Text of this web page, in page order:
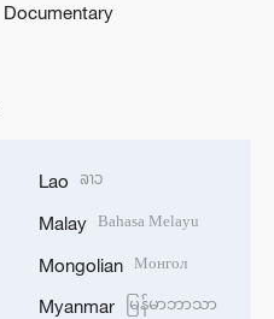
Documentary
Lao ລາວ
Malay Bahasa Melayu
Mongolian Монгол
Myanmar မြန်မာဘာသာ